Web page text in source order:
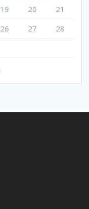
19 20
21
26 27
28